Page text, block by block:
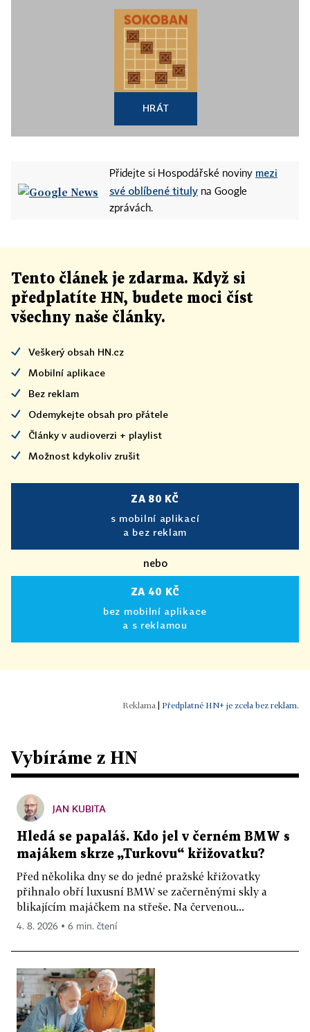
HRÁT
Přidejte si Hospodářské noviny mezi
své oblíbené tituly na Google
zprávách.
Tento článek je zdarma. Když si
předplatíte HN, budete moci číst
všechny naše články.
Veškerý obsah HN.cz
Mobilní aplikace
Bez reklam
Odemykejte obsah pro přátele
Články v audioverzi + playlist
Možnost kdykoliv zrušit
ZA 80 KČ
s mobilní aplikací
a bez reklam
nebo
ZA 40 KČ
bez mobilní aplikace
a s reklamou
Předplatné HN+ je zcela bez reklam.
Vybíráme z HN
JAN KUBITA
Hledá se papaláš. Kdo jel v černém BMW s
majákem skrze „Turkovu“ křižovatku?
Před několika dny se do jedné pražské křižovatky
přihnalo obří luxusní BMW se začerněnými skly a
blikajícím majáčkem na střeše. Na červenou...
4. 8. 2026 ▪ 6 min. čtení